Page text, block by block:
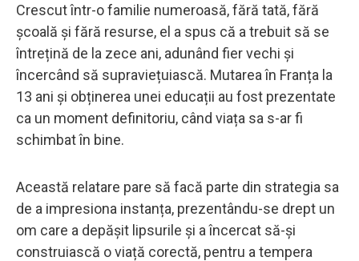
Crescut într-o familie numeroasă, fără tată, fără
școală și fără resurse, el a spus că a trebuit să se
întrețină de la zece ani, adunând fier vechi și
încercând să supraviețuiască. Mutarea în Franța la
13 ani și obținerea unei educații au fost prezentate
ca un moment definitoriu, când viața sa s-ar fi
schimbat în bine.
Această relatare pare să facă parte din strategia sa
de a impresiona instanța, prezentându-se drept un
om care a depășit lipsurile și a încercat să-și
construiască o viață corectă, pentru a tempera